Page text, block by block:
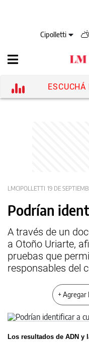
Cipolletti
ESCUCHÁ
LMCIPOLLETTI 19 DE
Podrían
A través de un
a Otoño Uriarte,
pruebas que
responsables del
+ Agregar
Los resultados de ADN